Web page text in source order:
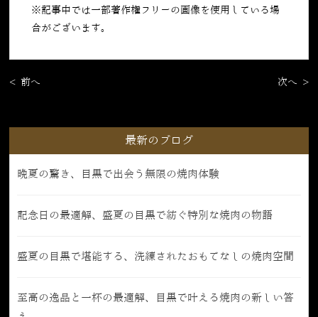
※記事中では一部著作権フリーの画像を使用している場
合がございます。
< 前へ 次へ >
最新のブログ
晩夏の驚き、目黒で出会う無限の焼肉体験
記念日の最適解、盛夏の目黒で紡ぐ特別な焼肉の物語
盛夏の目黒で堪能する、洗練されたおもてなしの焼肉空間
至高の逸品と一杯の最適解、目黒で叶える焼肉の新しい答